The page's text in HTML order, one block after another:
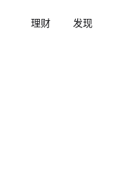
理财 发现